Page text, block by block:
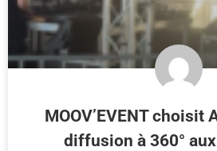
MOOV’EVENT choisit
diffusion à 360°